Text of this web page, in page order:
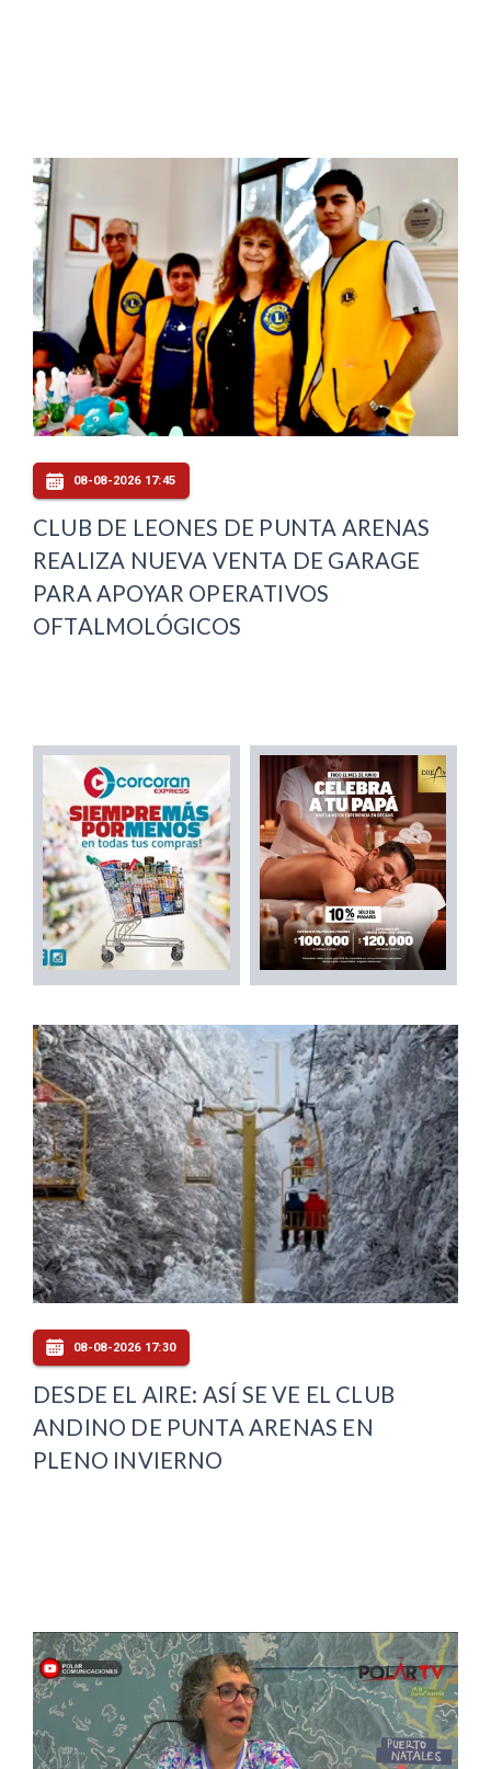
08-08-2026 17:45
CLUB DE LEONES DE PUNTA ARENAS
REALIZA NUEVA VENTA DE GARAGE
PARA APOYAR OPERATIVOS
OFTALMOLÓGICOS
08-08-2026 17:30
DESDE EL AIRE: ASÍ SE VE EL CLUB
ANDINO DE PUNTA ARENAS EN
PLENO INVIERNO